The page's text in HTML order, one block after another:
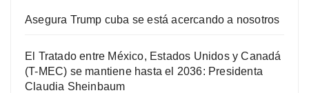
Asegura Trump cuba se está acercando a nosotros
El Tratado entre México, Estados Unidos y Canadá
(T-MEC) se mantiene hasta el 2036: Presidenta
Claudia Sheinbaum